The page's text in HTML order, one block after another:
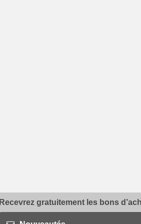
Recevrez gratuitement les bons